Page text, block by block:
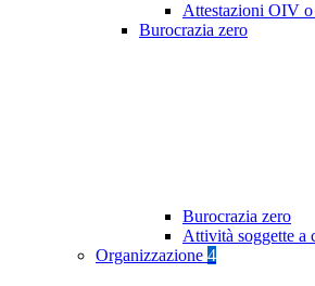
Attestazioni OIV o
Burocrazia zero
Burocrazia zero
Attività soggette a
Organizzazione 4